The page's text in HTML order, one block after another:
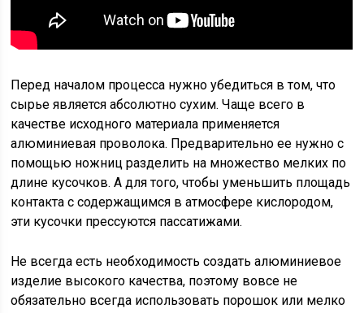
Перед началом процесса нужно убедиться в том, что
сырье является абсолютно сухим. Чаще всего в
качестве исходного материала применяется
алюминиевая проволока. Предварительно ее нужно с
помощью ножниц разделить на множество мелких по
длине кусочков. А для того, чтобы уменьшить площадь
контакта с содержащимся в атмосфере кислородом,
эти кусочки прессуются пассатижами.
Не всегда есть необходимость создать алюминиевое
изделие высокого качества, поэтому вовсе не
обязательно всегда использовать порошок или мелко